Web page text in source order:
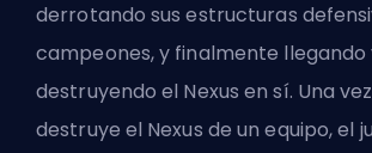
derrotando sus estructuras
campeones, y finalmente llegando
destruyendo el Nexus en sí. Una
destruye el Nexus de un equipo, el